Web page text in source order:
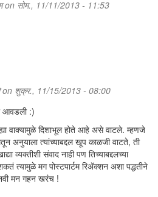
on सोम., 11/11/2013 - 11:53
on शुक्र., 11/15/2013 - 08:00
आवडली :)
वाक्यामुळे दिशाभूल होते आहे असे वाटले. म्हणजे
अनुयाला त्यांच्याबद्दल खूप काळजी वाटते, ती
व्यक्तीशी संवाद नाही पण तिच्याबद्दलच्या
त्यामुळे मग पोस्टपार्टम रिअ‍ॅक्शन अशा पद्धतीने
मन गहन खरंच !